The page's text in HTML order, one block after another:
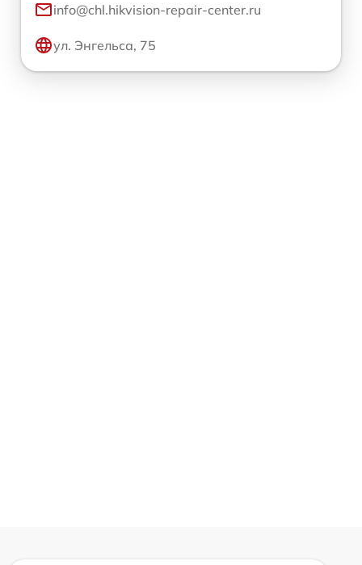
info@chl.hikvision-repair-center.ru
ул. Энгельса, 75